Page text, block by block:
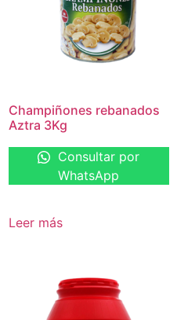
Champiñones rebanados
Aztra 3Kg
Consultar por
WhatsApp
Leer más